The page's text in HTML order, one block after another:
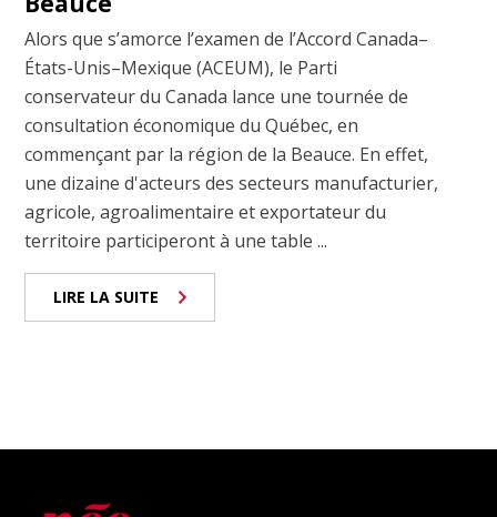
Alors que s’amorce l’examen de l’Accord Canada–
États-Unis–Mexique (ACEUM), le Parti
conservateur du Canada lance une tournée de
consultation économique du Québec, en
commençant par la région de la Beauce. En effet,
une dizaine d'acteurs des secteurs manufacturier,
agricole, agroalimentaire et exportateur du
territoire participeront à une table ...
LIRE LA SUITE